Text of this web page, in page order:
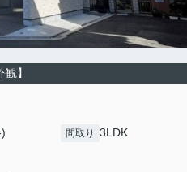
観】
間取り 3LDK